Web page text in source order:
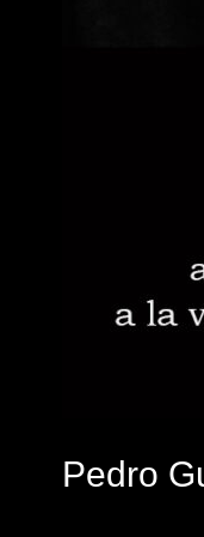
Pedro